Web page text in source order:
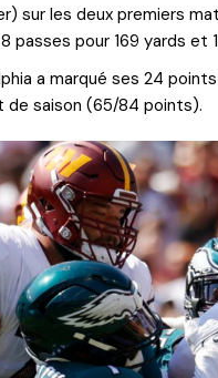
sur les deux premiers
passes pour 169 yards et
a marqué ses 24
de saison (65/84 points).